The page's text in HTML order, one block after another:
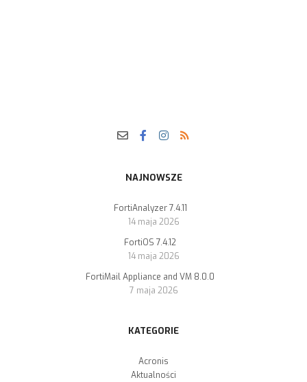
NAJNOWSZE
FortiAnalyzer 7.4.11
14 maja 2026
FortiOS 7.4.12
14 maja 2026
FortiMail Appliance and VM 8.0.0
7 maja 2026
KATEGORIE
Acronis
Aktualności